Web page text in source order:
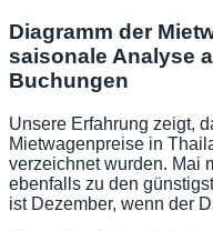
Diagramm der
saisonale Analyse
Buchungen
Unsere Erfahrung zeigt,
Mietwagenpreise in
verzeichnet wurden. Mai
ebenfalls zu den
ist Dezember, wenn der